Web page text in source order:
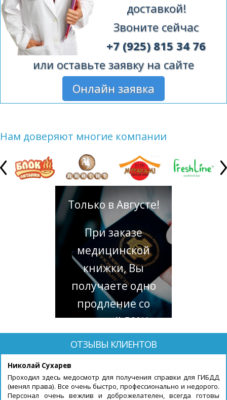
доставкой!
Звоните сейчас
+7 (925) 815 34 76
или оставьте заявку на сайте
Онлайн заявка
Нам доверяют многие компании
Только в Августе!
При заказе
медицинской
книжки, Вы
получаете одно
продление со
скидкой 50%!
ОТЗЫВЫ КЛИЕНТОВ
Николай Сухарев
Проходил здесь медосмотр для получения справки для ГИБДД
(менял права). Все очень быстро, профессионально и недорого.
Персонал очень вежлив и доброжелателен, всегда готовы